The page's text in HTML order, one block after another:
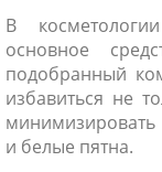
В
основное
подобранный
избавиться не
и белые пятна.